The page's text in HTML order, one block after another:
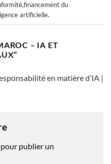
,financement du
artificielle.
– IA ET
”
en matière d’IA |
pour publier un